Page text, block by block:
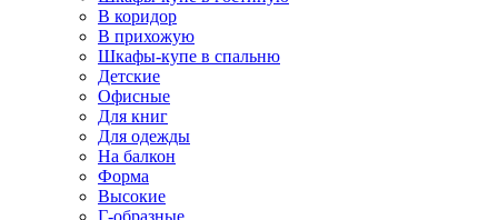
В коридор
В прихожую
Шкафы-купе в спальню
Детские
Офисные
Для книг
Для одежды
На балкон
Форма
Высокие
Г-образные